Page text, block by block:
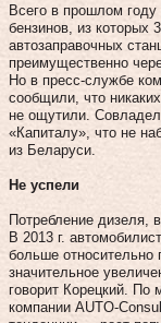
Всего в прошлом
бензинов, из которых
автозаправочных
преимущественно
Но в пресс-службе
сообщили, что
не ощутили.
«Капиталу», что не
из Беларуси.
Не успели
Потребление дизеля,
В 2013 г.
больше
значительное
говорит Корецкий. По
компании AUTO-